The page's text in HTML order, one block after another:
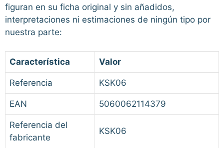
figuran en su ficha original y sin añadidos,
interpretaciones ni estimaciones de ningún tipo por
nuestra parte:
Característica Valor
Referencia KSK06
EAN 5060062114379
Referencia del
fabricante
KSK06